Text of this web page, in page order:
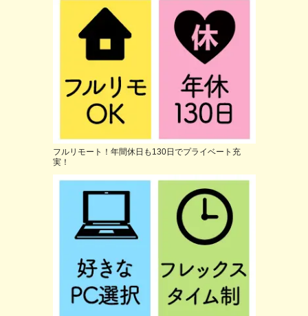
フルリモート！年間休日も130日でプライベート充
実！